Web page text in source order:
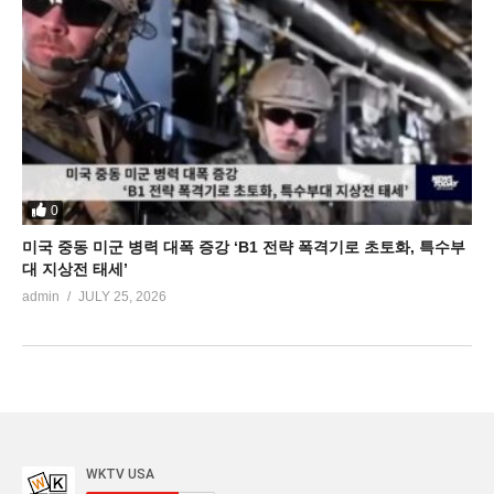
0
미국 중동 미군 병력 대폭 증강 ‘B1 전략 폭격기로 초토화, 특수부
대 지상전 태세’
admin JULY 25, 2026